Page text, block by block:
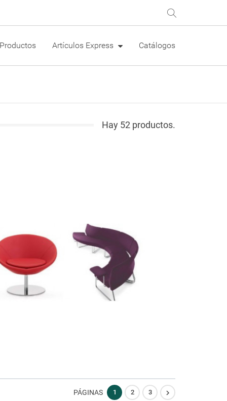
Productos Artículos Express Catálogos
Hay 52 productos.
PÁGINAS 1 2 3 